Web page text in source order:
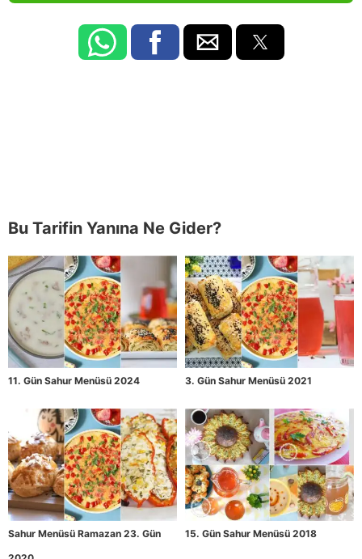
Bu Tarifin Yanına Ne Gider?
11. Gün Sahur Menüsü 2024 3. Gün Sahur Menüsü 2021
Sahur Menüsü Ramazan 23. Gün
15. Gün Sahur Menüsü 2018